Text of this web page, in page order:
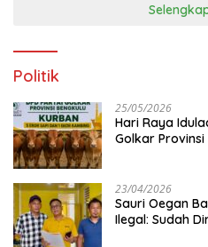
Politik
25/05/2026
Hari Raya
Golkar Provinsi
23/04/2026
Sauri Oegan
Ilegal: Sudah